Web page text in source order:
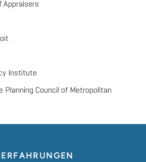
Appraisers
Institute
Planning Council of Metropolitan